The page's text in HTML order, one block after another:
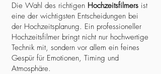
Die Wahl des richtigen Hochzeitsfilmers ist
eine der wichtigsten Entscheidungen bei
der Hochzeitsplanung. Ein professioneller
Hochzeitsfilmer bringt nicht nur hochwertige
Technik mit, sondern vor allem ein feines
Gespür für Emotionen, Timing und
Atmosphäre.